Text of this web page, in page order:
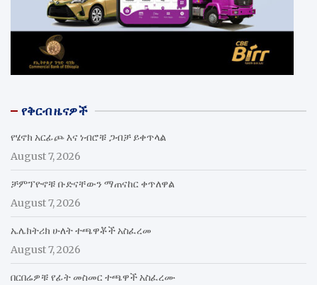
የቅርብ ዜናዎች
የሄኖክ አርፊጮ እና ነብሮቹ ጋብቻ ይቀጥላል
August 7, 2026
ቻምፕዮኖቹ ቡድናቸውን ማጠናከር ቀጥለዋል
August 7, 2026
ኤሌክትሪክ ሁለት ተጫዋቾች አስፈረመ
August 7, 2026
በርበሬዎቹ የፊት መስመር ተጫዋች አስፈረሙ